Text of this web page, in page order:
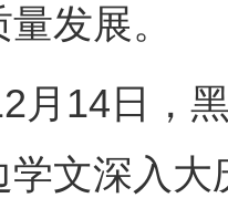
发展。
14日，黑
学文深入